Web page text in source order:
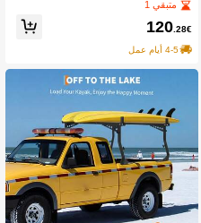
متبقي 1
120.28€
4-5 أيام عمل